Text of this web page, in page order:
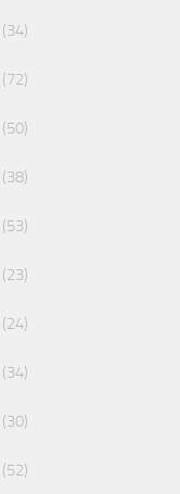
(34)
(72)
(50)
(38)
(53)
(23)
(24)
(34)
(30)
(52)